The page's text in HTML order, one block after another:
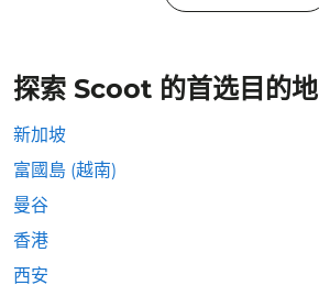
探索 Scoot 的首选目的地
新加坡
富國島 (越南)
曼谷
香港
西安